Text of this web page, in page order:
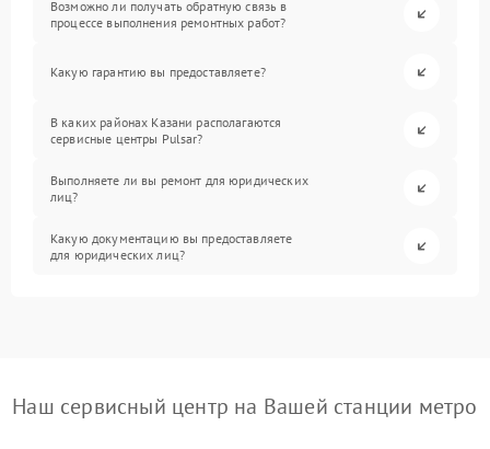
Возможно ли получать обратную связь в
процессе выполнения ремонтных работ?
Какую гарантию вы предоставляете?
В каких районах Казани располагаются
сервисные центры Pulsar?
Выполняете ли вы ремонт для юридических
лиц?
Какую документацию вы предоставляете
для юридических лиц?
Наш сервисный центр на Вашей станции метро